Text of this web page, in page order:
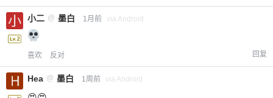
小二 @ 墨白 1月前 via Android
喜欢 反对 回复
Hea @ 墨白 1周前 via Android